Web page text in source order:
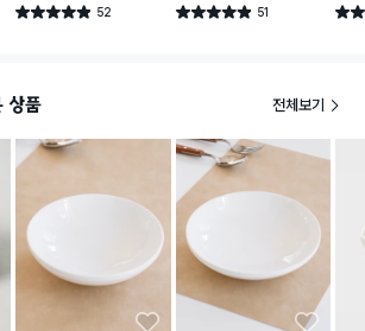
별점 4.9점 52
건 작성 별점 4.9점 51
건 작성 별점
상품 전체보기